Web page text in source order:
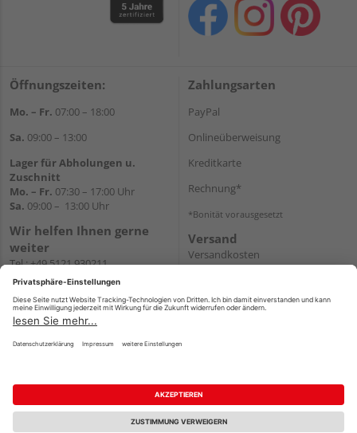
Öffnungszeiten:
Mo. – Fr. 07:00 – 18:00
Sa. 09:00 – 13:00
Lager für Abholungen u.
Zuschnitt
Mo. – Fr. 07:30 – 17:00 Uhr
Sa. 09:00 – 13:00 Uhr
Wir helfen Ihnen gerne
weiter
Tel.:+49 5121 930211
E-Mail:holzlandshop@holzland-
Newsletter
Zahlungsarten
PayPal
Onlineüberweisung
Kreditkarte
Rechnung*
*Bonität vorausgesetzt
Versand
Versandkosten
Impressum AGB Widerruf
Datenschutz
Reservierungsbedingungen
Vertrag widerrufen